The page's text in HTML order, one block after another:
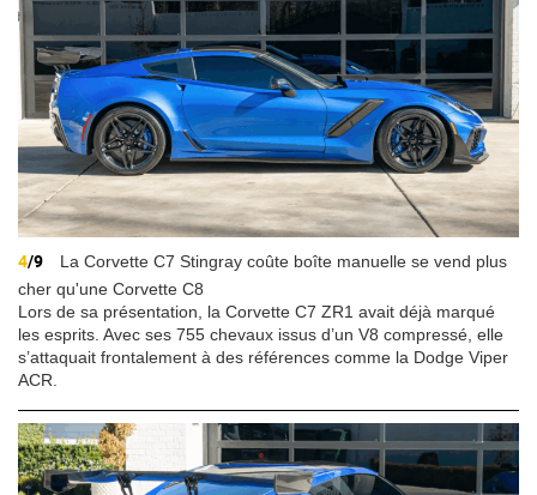
4/9
La Corvette C7 Stingray coûte boîte manuelle se vend plus
cher qu'une Corvette C8
Lors de sa présentation, la Corvette C7 ZR1 avait déjà marqué
les esprits. Avec ses 755 chevaux issus d’un V8 compressé, elle
s’attaquait frontalement à des références comme la Dodge Viper
ACR.